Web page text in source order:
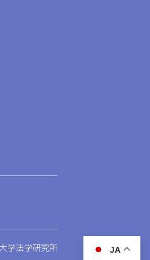
学法学研究所 JA